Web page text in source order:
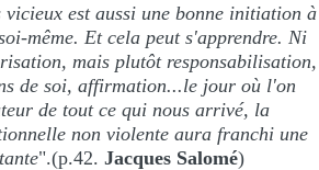
vicieux est aussi une bonne initiation à
même. Et cela peut s'apprendre. Ni
mais plutôt responsabilisation,
de soi, affirmation...le jour où l'on
de tout ce qui nous arrivé, la
non violente aura franchi une
".(p.42. Jacques Salomé)